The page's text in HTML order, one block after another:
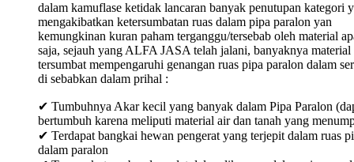
dalam kamuflase ketidak lancaran banyak penutupan kategori
mengakibatkan ketersumbatan ruas dalam pipa paralon yan
kemungkinan kuran paham terganggu/tersebab oleh material
saja, sejauh yang ALFA JASA telah jalani, banyaknya material
tersumbat mempengaruhi genangan ruas pipa paralon dalam
di sebabkan dalam prihal :
✔ Tumbuhnya Akar kecil yang banyak dalam Pipa Paralon
bertumbuh karena meliputi material air dan tanah yang
✔ Terdapat bangkai hewan pengerat yang terjepit dalam ruas
dalam paralon